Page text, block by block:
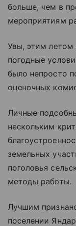
больше, чем в
мероприятиям
Увы, этим летом
погодные
было непросто
оценочных
Личные
нескольким
земельных
поголовья
методы работы.
Лучшим
поселении